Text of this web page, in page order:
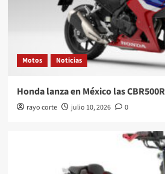
Motos Noticias
Honda lanza en México las
rayo corte julio 10, 2026 0